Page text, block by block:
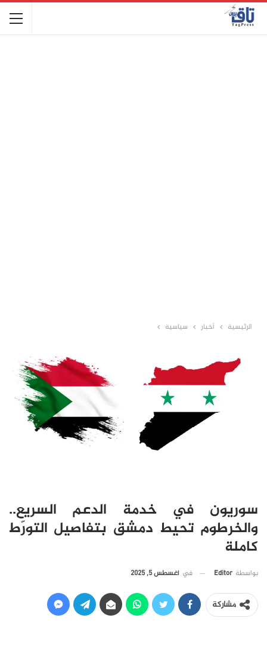
الرئيسية أخبار سياسية
سوريون في خدمة الدعم السريع..
والخرطوم تحيط دمشق بتفاصيل التورّط
كاملة
بواسطة Editor في أغسطس 5, 2025
مشاركة